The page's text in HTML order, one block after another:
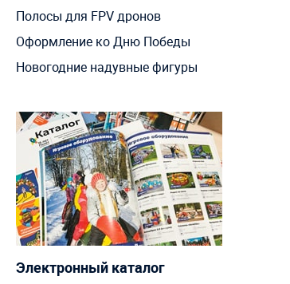
Полосы для FPV дронов
Оформление ко Дню Победы
Новогодние надувные фигуры
Электронный каталог